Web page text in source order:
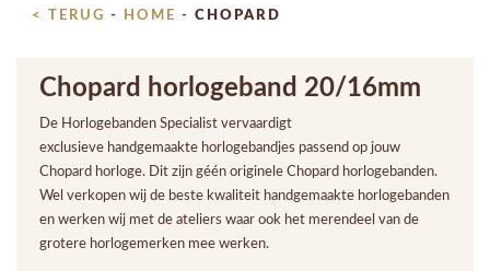
< TERUG - HOME - CHOPARD
Chopard horlogeband 20/16mm
De Horlogebanden Specialist vervaardigt
exclusieve handgemaakte horlogebandjes passend op jouw
Chopard horloge. Dit zijn géén originele Chopard horlogebanden.
Wel verkopen wij de beste kwaliteit handgemaakte horlogebanden
en werken wij met de ateliers waar ook het merendeel van de
grotere horlogemerken mee werken.